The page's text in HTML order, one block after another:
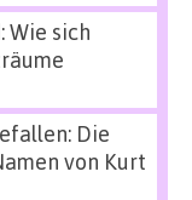
Wie sich
Die
von Kurt